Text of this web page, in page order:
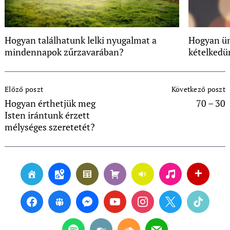
Hogyan találhatunk lelki nyugalmat a
mindennapok zűrzavarában?
Hogyan
Navigation
Előző poszt
Hogyan érthetjük meg
Isten irántunk érzett
mélységes szeretetét?
Következő poszt
70 – 30